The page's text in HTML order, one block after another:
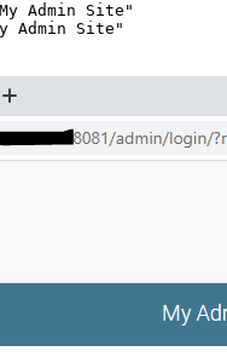
Admin Site"
Admin Site"